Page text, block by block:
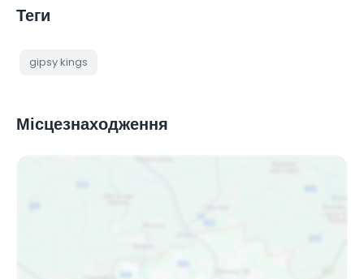
Теги
gipsy kings
Місцезнаходження